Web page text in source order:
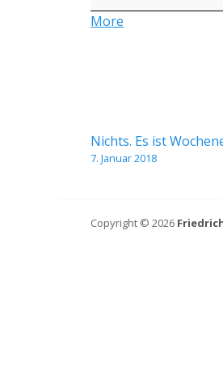
More
Nichts. Es ist
7. Januar 2018
Copyright © 2026